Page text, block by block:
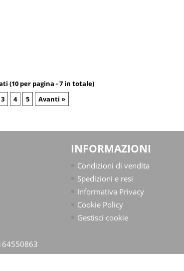
(10 per pagina - 7 in totale)
3 4 5 Avanti »
INFORMAZIONI
Condizioni di vendita
Spedizioni e resi
Informativa Privacy
Cookie Policy
Gestisci cookie